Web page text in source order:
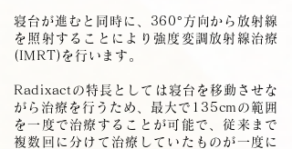
寝台が進むと同時に、360°方向から放射線
を照射することにより強度変調放射線治療
(IMRT)を行います。
Radixactの特長としては寝台を移動させな
がら治療を行うため、最大で135cmの範囲
を一度で治療することが可能で、従来まで
複数回に分けて治療していたものが一度に